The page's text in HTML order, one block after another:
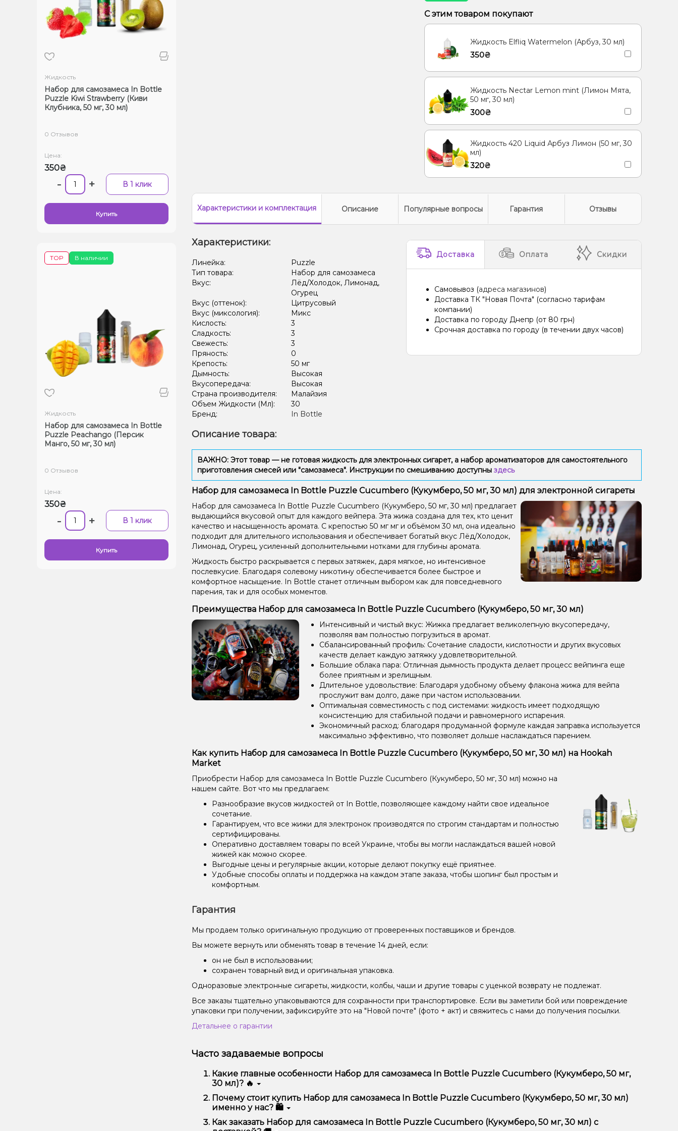
Жидкость
Набор для самозамеса In Bottle
Puzzle Kiwi Strawberry (Киви
Клубника, 50 мг, 30 мл)
0 Отзывов
Цена:
350₴
- + В 1 клик
Купить
В наличии
TOP
Жидкость
Набор для самозамеса In Bottle
Puzzle Peachango (Персик
Манго, 50 мг, 30 мл)
0 Отзывов
Цена:
350₴
- + В 1 клик
Купить
Рис
Мандарин Ваниль, Мороженое Мята
Личи
Кактус
Лёд/Холодок, Ягоды Яблоко
Ананас
Энергетик, Ягоды
С этим товаром покупают
Жидкость Elfliq Watermelon (Арбуз, 30 мл)
350₴
Жидкость Nectar Lemon mint (Лимон Мята,
50 мг, 30 мл)
300₴
Жидкость 420 Liquid Арбуз Лимон (50 мг, 30
мл)
320₴
Характеристикии комплектация Описание Популярные вопросы Гарантия Отзывы
Характеристики:
Линейка:
Puzzle
Тип товара:
Набор для самозамеса
Вкус:
Лёд/Холодок, Лимонад,
Огурец
Вкус (оттенок):
Цитрусовый
Вкус (миксология):
Микс
Кислость:
3
Сладкость:
3
Свежесть:
3
Пряность:
0
Крепость:
50 мг
Дымность:
Высокая
Вкусопередача:
Высокая
Страна производителя:
Малайзия
Объем Жидкости (Мл):
30
Бренд:
In Bottle
Доставка Оплата Скидки
Самовывоз (адреса магазинов)
Доставка ТК "Новая Почта" (согласно тарифам
компании)
Доставка по городу Днепр (от 80 грн)
Срочная доставка по городу (в течении двух часов)
Описание товара:
ВАЖНО: Этот товар — не готовая жидкость для электронных сигарет, а набор ароматизаторов для самостоятельного
приготовления смесей или "самозамеса". Инструкции по смешиванию доступны здесь
Набор для самозамеса In Bottle Puzzle Cucumbero (Кукумберо, 50 мг, 30 мл) для электронной сигареты
Набор для самозамеса In Bottle Puzzle Cucumbero (Кукумберо, 50 мг, 30 мл) предлагает
выдающийся вкусовой опыт для каждого вейпера. Эта жижа создана для тех, кто ценит
качество и насыщенность аромата. С крепостью 50 мг мг и объёмом 30 мл, она идеально
подходит для длительного использования и обеспечивает богатый вкус Лёд/Холодок,
Лимонад, Огурец, усиленный дополнительными нотками для глубины аромата.
Жидкость быстро раскрывается с первых затяжек, даря мягкое, но интенсивное
послевкусие. Благодаря солевому никотину обеспечивается более быстрое и
комфортное насыщение. In Bottle станет отличным выбором как для повседневного
парения, так и для особых моментов.
Преимущества Набор для самозамеса In Bottle Puzzle Cucumbero (Кукумберо, 50 мг, 30 мл)
Интенсивный и чистый вкус: Жижка предлагает великолепную вкусопередачу,
позволяя вам полностью погрузиться в аромат.
Сбалансированный профиль: Сочетание сладости, кислотности и других вкусовых
качеств делает каждую затяжку удовлетворительной.
Большие облака пара: Отличная дымность продукта делает процесс вейпинга еще
более приятным и зрелищным.
Длительное удовольствие: Благодаря удобному объему флакона жижа для вейпа
прослужит вам долго, даже при частом использовании.
Оптимальная совместимость с под системами: жидкость имеет подходящую
консистенцию для стабильной подачи и равномерного испарения.
Экономичный расход: благодаря продуманной формуле каждая заправка используется
максимально эффективно, что позволяет дольше наслаждаться парением.
Как купить Набор для самозамеса In Bottle Puzzle Cucumbero (Кукумберо, 50 мг, 30 мл) на Hookah
Market
Приобрести Набор для самозамеса In Bottle Puzzle Cucumbero (Кукумберо, 50 мг, 30 мл) можно на
нашем сайте. Вот что мы предлагаем:
Разнообразие вкусов жидкостей от In Bottle, позволяющее каждому найти свое идеальное
сочетание.
Гарантируем, что все жижи для электронок производятся по строгим стандартам и полностью
сертифицированы.
Оперативно доставляем товары по всей Украине, чтобы вы могли наслаждаться вашей новой
жижей как можно скорее.
Выгодные цены и регулярные акции, которые делают покупку ещё приятнее.
Удобные способы оплаты и поддержка на каждом этапе заказа, чтобы шопинг был простым и
комфортным.
Гарантия
Мы продаем только оригинальную продукцию от проверенных поставщиков и брендов.
Вы можете вернуть или обменять товар в течение 14 дней, если:
он не был в использовании;
сохранен товарный вид и оригинальная упаковка.
Одноразовые электронные сигареты, жидкости, колбы, чаши и другие товары с уценкой возврату не подлежат.
Все заказы тщательно упаковываются для сохранности при транспортировке. Если вы заметили бой или повреждение
упаковки при получении, зафиксируйте это на "Новой почте" (фото + акт) и свяжитесь с нами до получения посылки.
Детальнее о гарантии
Часто задаваемые вопросы
Какие главные особенности Набор для самозамеса In Bottle Puzzle Cucumbero (Кукумберо, 50 мг,
30 мл)? 🔥
Набор для самозамеса In Bottle Puzzle Cucumbero (Кукумберо, 50 мг, 30 мл) отличается высоким качеством,
удобством использования и надежностью.
Почему стоит купить Набор для самозамеса In Bottle Puzzle Cucumbero (Кукумберо, 50 мг, 30 мл)
именно у нас? 🛍️
Мы предлагаем только оригинальную продукцию, широкий ассортимент, выгодные цены и быструю доставку.
Как заказать Набор для самозамеса In Bottle Puzzle Cucumbero (Кукумберо, 50 мг, 30 мл) с